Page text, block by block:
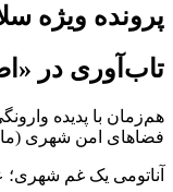
پرونده ویژه
تاب‌آوری در
فضاهای امن شهری
آناتومی یک غم شهری؛